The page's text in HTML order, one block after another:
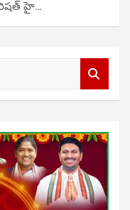
హై…